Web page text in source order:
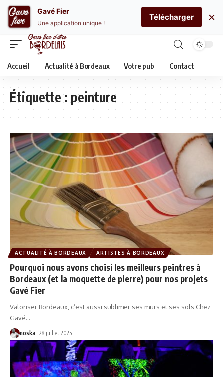
Accueil Actualité à Bordeaux Votre pub Contact
Étiquette :peinture
ACTUALITÉ À BORDEAUX ARTISTES À BORDEAUX
Pourquoi nous avons choisi les meilleurs peintres à
Bordeaux (et la moquette de pierre) pour nos projets
Gavé Fier
Valoriser Bordeaux, c’est aussi sublimer ses murs et ses sols Chez
Gavé…
noska 28 juillet 2025
Gavé Fier
Une application unique !
Télécharger ×